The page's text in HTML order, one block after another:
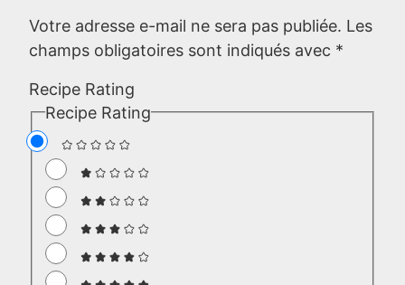
Votre adresse e-mail ne sera pas publiée. Les
champs obligatoires sont indiqués avec *
Recipe Rating
Recipe Rating